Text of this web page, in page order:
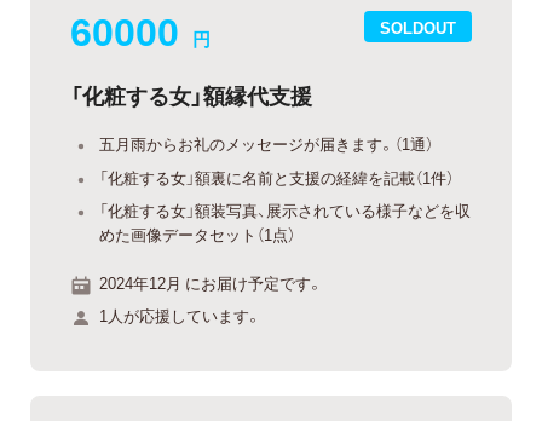
SOLDOUT
60000 円
「化粧する女」額縁代支援
五月雨からお礼のメッセージが届きます。（1通）
「化粧する女」額裏に名前と支援の経緯を記載（1件）
「化粧する女」額装写真、展示されている様子などを収
めた画像データセット（1点）
2024年12月 にお届け予定です。
1人が応援しています。